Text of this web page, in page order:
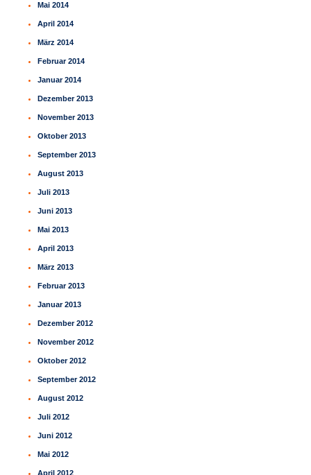
Mai 2014
April 2014
März 2014
Februar 2014
Januar 2014
Dezember 2013
November 2013
Oktober 2013
September 2013
August 2013
Juli 2013
Juni 2013
Mai 2013
April 2013
März 2013
Februar 2013
Januar 2013
Dezember 2012
November 2012
Oktober 2012
September 2012
August 2012
Juli 2012
Juni 2012
Mai 2012
April 2012